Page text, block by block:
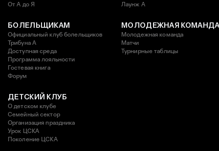
От А до Я
Лаунж A
БОЛЕЛЬЩИКАМ
Официальный клуб болельщиков
Трибуна А
Доступная среда
Программа лояльности
Гостевая книга
Форум
МОЛОДЕЖНАЯ
Молодежная команда
Матчи
Турнирные таблицы
ДЕТСКИЙ КЛУБ
О детском клубе
Семейный сектор
Организация праздника
Урок ЦСКА
Поколение ЦСКА